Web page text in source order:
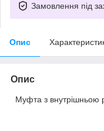
Замовлення під
Опис
Опис
Муфта з внутрішньою